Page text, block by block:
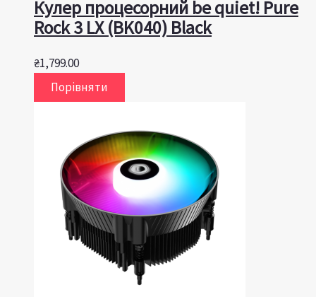
Кулер процесорний be quiet! Pure
Rock 3 LX (BK040) Black
₴1,799.00
Порівняти